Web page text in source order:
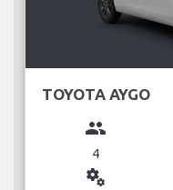
TOYOTA AYGO
group
4
miscellaneous_services